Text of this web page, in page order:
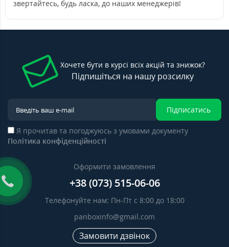
звертайтесь, будь ласка, до наших менеджерів!
Хочете бути в курсі всіх акцій та знижок?
Підпишіться на нашу розсилку
Підписатись
Я прочитав та погоджуюсь з умовами документу
Політика конфіденційності
Оформити замовлення
+38 (073) 515-06-06
Телефонуйте нам: Пн-Пт с 8:00 до 18:00
panboxinfo@gmail.com
Замовити дзвінок